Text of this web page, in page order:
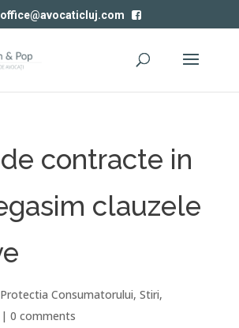
office@avocaticluj.com
contracte in
clauzele
Protectia Consumatorului, Stiri,
| 0 comments